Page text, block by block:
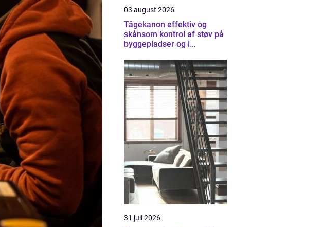
03 august 2026
Tågekanon effektiv og
skånsom kontrol af støv på
byggepladser og i
31 juli 2026